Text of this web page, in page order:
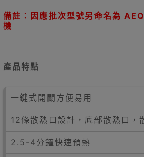
備註：因應批次型號另命名為
機
產品特點
一鍵式開關方便易用
12條散熱口設計，底部散熱口，
2.5-4分鐘快速預熱